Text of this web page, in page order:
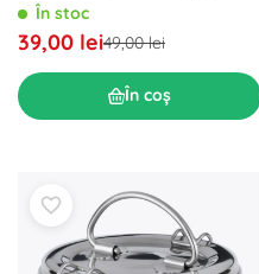
În stoc
39,00 lei49,00 lei
În coș